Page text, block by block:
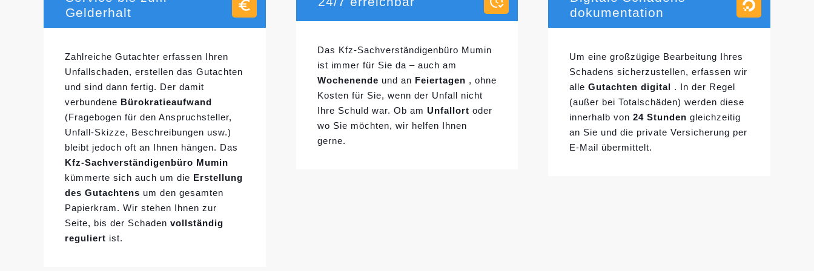
Gelderhalt
Zahlreiche Gutachter erfassen Ihren
Unfallschaden, erstellen das Gutachten
und sind dann fertig. Der damit
verbundene Bürokratieaufwand
(Fragebogen für den Anspruchsteller,
Unfall-Skizze, Beschreibungen usw.)
bleibt jedoch oft an Ihnen hängen. Das
Kfz-Sachverständigenbüro Mumin
kümmerte sich auch um die Erstellung
des Gutachtens um den gesamten
Papierkram. Wir stehen Ihnen zur
Seite, bis der Schaden vollständig
reguliert ist.
Das Kfz-Sachverständigenbüro Mumin
ist immer für Sie da – auch am
Wochenende und an Feiertagen , ohne
Kosten für Sie, wenn der Unfall nicht
Ihre Schuld war. Ob am Unfallort oder
wo Sie möchten, wir helfen Ihnen
gerne.
dokumentation
Um eine großzügige Bearbeitung Ihres
Schadens sicherzustellen, erfassen wir
alleGutachten digital
. In der Regel
(außer bei Totalschäden) werden diese
innerhalb von24 Stunden gleichzeitig
an Sie und die private Versicherung per
E-Mail übermittelt.